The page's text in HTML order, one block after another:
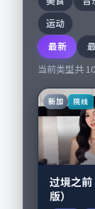
运动
最新
当前类型共
新加 院线
过境之前
版）